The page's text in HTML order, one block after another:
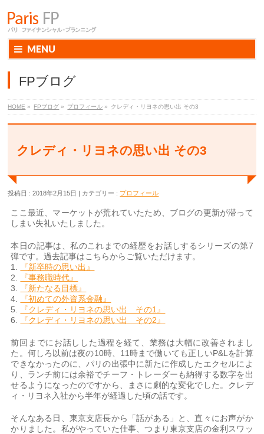
MENU
FPブログ
HOME » FPブログ » プロフィール » クレディ・リヨネの思い出 その3
クレディ・リヨネの思い出 その3
投稿日 : 2018年2月15日 カテゴリー : プロフィール
ここ最近、マーケットが荒れていたため、ブログの更新が滞って
しまい失礼いたしました。
本日の記事は、私のこれまでの経歴をお話しするシリーズの第7
弾です。過去記事はこちらからご覧いただけます。
1.
『新卒時の思い出』
2.
『事務職時代』
3.
『新たなる目標』
4.
『初めての外資系金融』
5.
『クレディ・リヨネの思い出 その1』
6.
『クレディ・リヨネの思い出 その2』
前回までにお話しした過程を経て、業務は大幅に改善されまし
た。何しろ以前は夜の10時、11時まで働いても正しいP&Lを計算
できなかったのに、パリの出張中に新たに作成したエクセルによ
り、ランチ前には余裕でチーフ・トレーダーも納得する数字を出
せるようになったのですから、まさに劇的な変化でした。クレデ
ィ・リヨネ入社から半年が経過した頃の話です。
そんなある日、東京支店長から「話がある」と、直々にお声がか
かりました。私がやっていた仕事、つまり東京支店の金利スワッ